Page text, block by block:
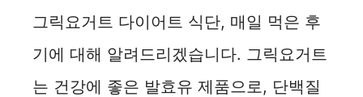
그릭요거트 다이어트 식단, 매일 먹은 후
기에 대해 알려드리겠습니다. 그릭요거트
는 건강에 좋은 발효유 제품으로, 단백질